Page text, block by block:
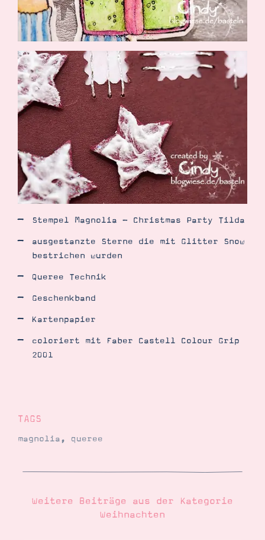
Stempel Magnolia - Christmas Party Tilda
ausgestanzte Sterne die mit Glitter Snow
bestrichen wurden
Queree Technik
Geschenkband
Kartenpapier
coloriert mit Faber Castell Colour Grip
2001
TAGS
magnolia, queree
Weitere Beiträge aus der Kategorie
Weihnachten